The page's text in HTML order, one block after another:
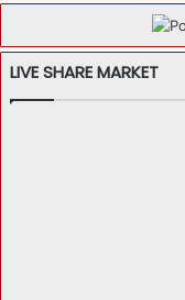
LIVE SHARE MARKET